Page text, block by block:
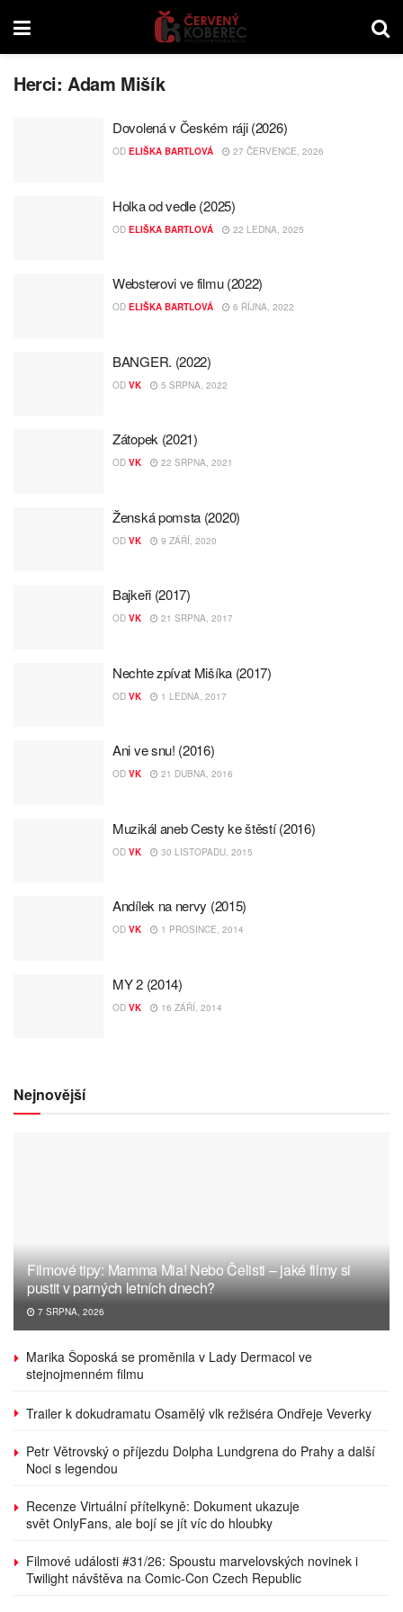
Herci:Adam Mišík
Dovolená v Českém ráji (2026)
OD ELIŠKA BARTLOVÁ 27 ČERVENCE, 2026
Holka od vedle (2025)
OD ELIŠKA BARTLOVÁ 22 LEDNA, 2025
Websterovi ve filmu (2022)
OD ELIŠKA BARTLOVÁ 6 ŘÍJNA, 2022
BANGER. (2022)
OD VK 5 SRPNA, 2022
Zátopek (2021)
OD VK 22 SRPNA, 2021
Ženská pomsta (2020)
OD VK 9 ZÁŘÍ, 2020
Bajkeři (2017)
OD VK 21 SRPNA, 2017
Nechte zpívat Mišíka (2017)
OD VK 1 LEDNA, 2017
Ani ve snu! (2016)
OD VK 21 DUBNA, 2016
Muzikál aneb Cesty ke štěstí (2016)
OD VK 30 LISTOPADU, 2015
Andílek na nervy (2015)
OD VK 1 PROSINCE, 2014
MY 2 (2014)
OD VK 16 ZÁŘÍ, 2014
Nejnovější
Filmové tipy: Mamma Mia! Nebo Čelisti – jaké filmy si
pustit v parných letních dnech?
7 SRPNA, 2026
Marika Šoposká se proměnila v Lady Dermacol ve
stejnojmenném filmu
Trailer k dokudramatu Osamělý vlk režiséra Ondřeje Veverky
Petr Větrovský o příjezdu Dolpha Lundgrena do Prahy a další
Noci s legendou
Recenze Virtuální přítelkyně: Dokument ukazuje
svět OnlyFans, ale bojí se jít víc do hloubky
Filmové události #31/26: Spoustu marvelovských novinek i
Twilight návštěva na Comic-Con Czech Republic